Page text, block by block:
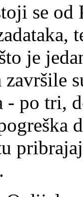
se
je
- po tri,